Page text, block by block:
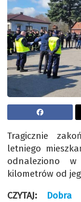
Tragicznie
letniego
odnaleziono
kilometrów od
CZYTAJ:
Dobra